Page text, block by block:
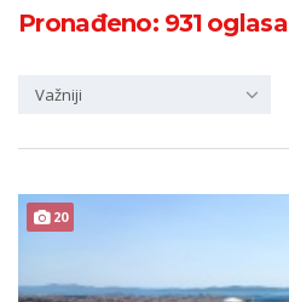
Samo sa slikom
Pronađeno: 931oglasa
Važniji
20